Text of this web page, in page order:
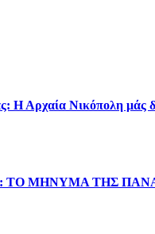
Αρχαία Νικόπολη μάς
ΤΟ ΜΗΝΥΜΑ ΤΗΣ